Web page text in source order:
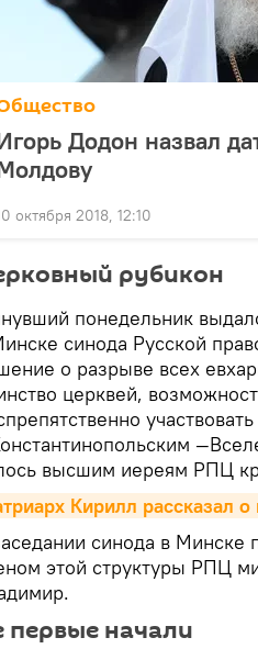
Додон назвал
октября 2018, 12:10
рубикон
понедельник
синода Русской
о разрыве всех
церквей,
высшим иереям РПЦ
Кирилл рассказал
синода в Минске
этой структуры РПЦ
первые начали